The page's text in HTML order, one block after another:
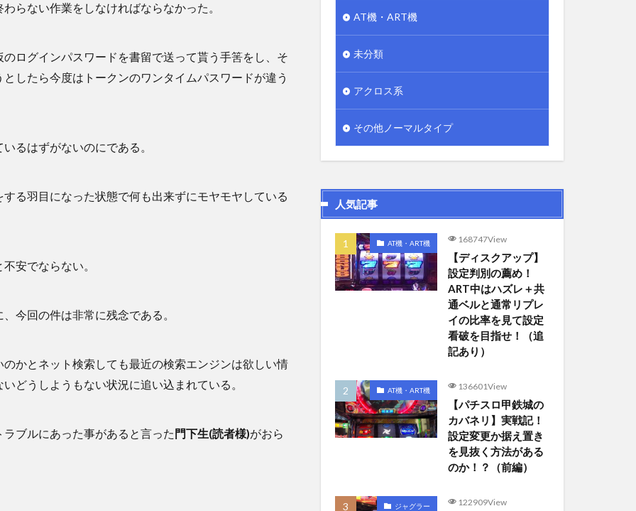
らない作業をしなければならなかった。
ログインパスワードを書留で送って貰う手筈をし、そ
したら今度はトークンのワンタイムパスワードが違う
るはずがないのにである。
る羽目になった状態で何も出来ずにモヤモヤしている
安でならない。
今回の件は非常に残念である。
かとネット検索しても最近の検索エンジンは欲しい情
どうしようもない状況に追い込まれている。
ブルにあった事があると言った門下生(読者様)がおら
AT機・ART機
未分類
アクロス系
その他ノーマルタイプ
人気記事
AT機・ART機 168747View
【ディスクアップ】
設定判別の薦め！
ART中はハズレ＋共
通ベルと通常リプレ
イの比率を見て設定
看破を目指せ！（追
記あり）
AT機・ART機 136601View
【パチスロ甲鉄城の
カバネリ】実戦記！
設定変更か据え置き
を見抜く方法がある
のか！？（前編）
ジャグラー 122909View